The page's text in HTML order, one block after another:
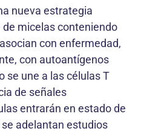
nueva estrategia
micelas conteniendo
con enfermedad,
con autoantígenos
se une a las células T
de señales
entrarán en estado de
adelantan estudios